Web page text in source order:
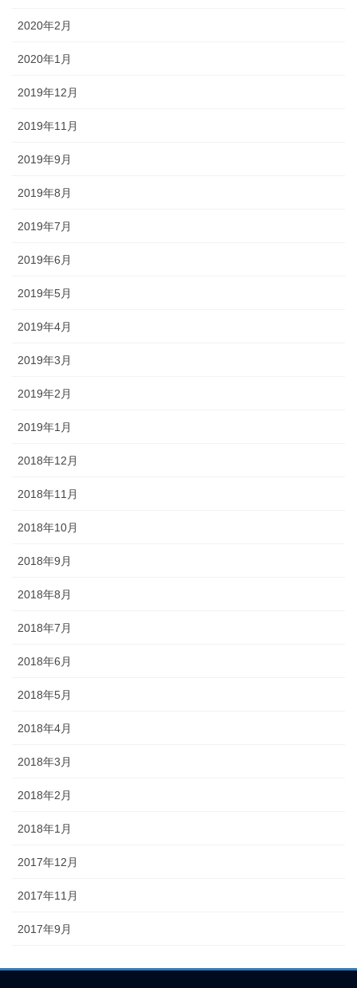
2020年2月
2020年1月
2019年12月
2019年11月
2019年9月
2019年8月
2019年7月
2019年6月
2019年5月
2019年4月
2019年3月
2019年2月
2019年1月
2018年12月
2018年11月
2018年10月
2018年9月
2018年8月
2018年7月
2018年6月
2018年5月
2018年4月
2018年3月
2018年2月
2018年1月
2017年12月
2017年11月
2017年9月